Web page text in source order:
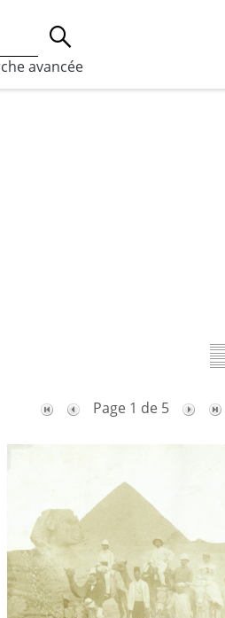
utilisés à des fins de
avancée
Page 1 de 5